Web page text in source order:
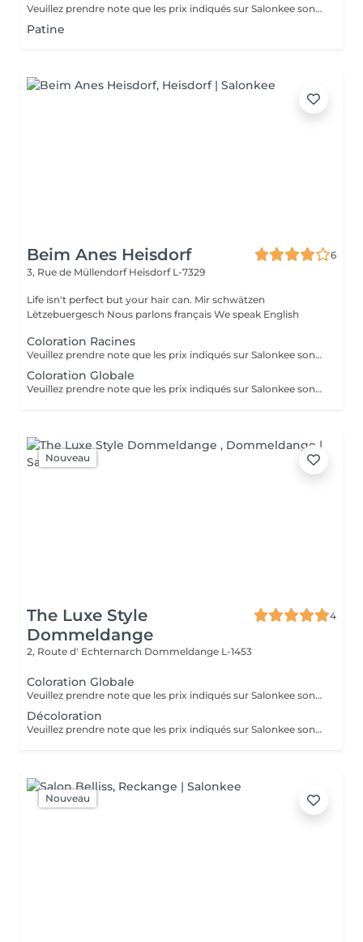
Veuillez prendre note que les prix indiqués sur Salonkee sont communiqués à titre informatif et s'entendent de base. Ces derniers sont susceptibles de varier selon le diagnostic réalisé à votre arrivée au salon et l'expertise du professionnel à qui vous confiez votre beauté. Dans tous les cas, un devis précis vous sera proposé et toutes réalisations de prestations seront effectuées avec votre accord. Un grand merci d'avance pour votre compréhension. Au plaisir de vous revoir très vite.
Patine
Beim Anes Heisdorf
6
3, Rue de Müllendorf Heisdorf L-7329
Life isn't perfect but your hair can. Mir schwätzen
Lëtzebuergesch Nous parlons français We speak English
Coloration Racines
Veuillez prendre note que les prix indiqués sur Salonkee sont communiqués à titre informatif et s'entendent de base. Ces derniers sont susceptibles de varier selon le diagnostic réalisé à votre arrivée au salon et l'expertise du professionnel à qui vous confiez votre beauté. Dans tous les cas, un devis précis vous sera proposé et toutes réalisations de prestations seront effectuées avec votre accord. Un grand merci d'avance pour votre compréhension. Au plaisir de vous recevoir très vite.
Coloration Globale
Veuillez prendre note que les prix indiqués sur Salonkee sont communiqués à titre informatif et s'entendent de base. Ces derniers sont susceptibles de varier selon le diagnostic réalisé à votre arrivée au salon et l'expertise du professionnel à qui vous confiez votre beauté. Dans tous les cas, un devis précis vous sera proposé et toutes réalisations de prestations seront effectuées avec votre accord. Un grand merci d'avance pour votre compréhension. Au plaisir de vous recevoir très vite.
Nouveau
The Luxe Style
Dommeldange
4
2, Route d' Echternarch Dommeldange L-1453
Coloration Globale
Veuillez prendre note que les prix indiqués sur Salonkee sont communiqués à titre informatif et s'entendent de base. Ces derniers sont susceptibles de varier selon le diagnostic réalisé à votre arrivée au salon et l'expertise du professionnel à qui vous confiez votre beauté. Dans tous les cas, un devis précis vous sera proposé et toutes réalisations de prestations seront effectuées avec votre accord. Un grand merci d'avance pour votre compréhension. Au plaisir de vous recevoir très vite.
Décoloration
Veuillez prendre note que les prix indiqués sur Salonkee sont communiqués à titre informatif et s'entendent de base. Ces derniers sont susceptibles de varier selon le diagnostic réalisé à votre arrivée au salon et l'expertise du professionnel à qui vous confiez votre beauté. Dans tous les cas, un devis précis vous sera proposé et toutes réalisations de prestations seront effectuées avec votre accord. Un grand merci d'avance pour votre compréhension. Au plaisir de vous recevoir très vite.
Nouveau